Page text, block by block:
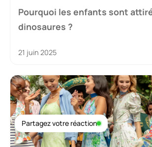
Pourquoi les enfants sont
dinosaures ?
21 juin 2025
Partagez votre réaction